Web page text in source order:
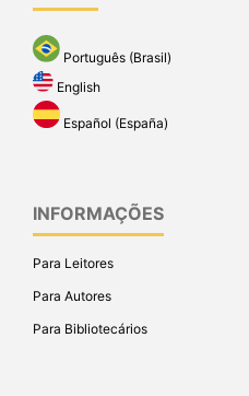
Português (Brasil)
English
Español (España)
INFORMAÇÕES
Para Leitores
Para Autores
Para Bibliotecários